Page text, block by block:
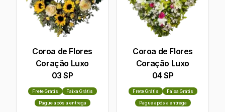
Coroa de Flores
Coração Luxo
03 SP
Frete Grátis Faixa Grátis
Pague após a entrega
Coroa de Flores
Coração Luxo
04 SP
Frete Grátis Faixa Grátis
Pague após a entrega